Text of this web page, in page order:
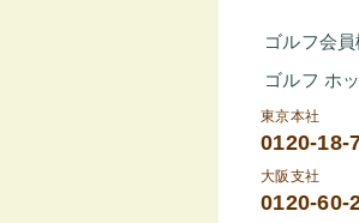
ゴルフ会
ゴルフ ホ
東京本社
0120-18-
大阪支社
0120-60-